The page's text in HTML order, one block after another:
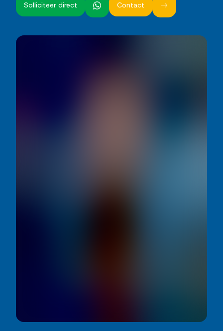
Solliciteer direct Contact